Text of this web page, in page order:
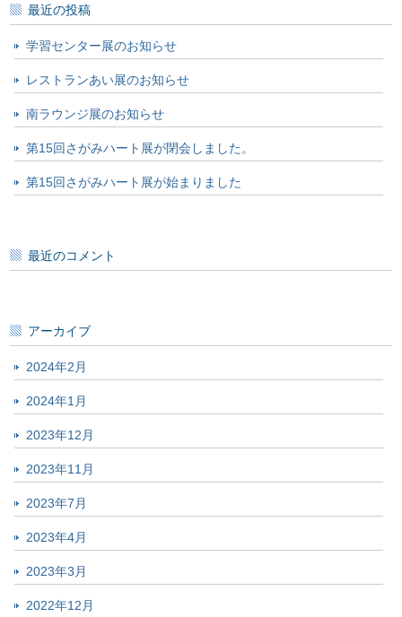
最近の投稿
学習センター展のお知らせ
レストランあい展のお知らせ
南ラウンジ展のお知らせ
第15回さがみハート展が閉会しました。
第15回さがみハート展が始まりました
最近のコメント
アーカイブ
2024年2月
2024年1月
2023年12月
2023年11月
2023年7月
2023年4月
2023年3月
2022年12月